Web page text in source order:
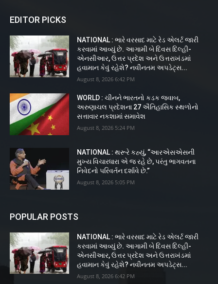
EDITOR PICKS
NATIONAL : ભારે વરસાદ માટે રેડ એલર્ટ જારી
કરવામાં આવ્યું છે. આગામી બે દિવસ દિલ્હી-
એનસીઆર, ઉત્તર પ્રદેશ અને ઉત્તરાખંડમાં
હવામાન કેવું રહેશે? નવીનતમ અપડેટ્સ...
August 8, 2026 6:42 PM
WORLD : ચીનને ભારતનો કડક જવાબ,
અરુણાચલ પ્રદેશના 27 ઐતિહાસિક સ્થળોનો
સત્તાવાર નકશામાં સમાવેશ
August 8, 2026 5:24 PM
NATIONAL : થરૂરે કહ્યું, “આરએસએસની
મુખ્ય વિચારધારા એ જ રહે છે, પરંતુ ભાગવતના
નિવેદનો પરિવર્તન દર્શાવે છે.”
August 8, 2026 5:05 PM
POPULAR POSTS
NATIONAL : ભારે વરસાદ માટે રેડ એલર્ટ જારી
કરવામાં આવ્યું છે. આગામી બે દિવસ દિલ્હી-
એનસીઆર, ઉત્તર પ્રદેશ અને ઉત્તરાખંડમાં
હવામાન કેવું રહેશે? નવીનતમ અપડેટ્સ...
August 8, 2026 6:42 PM